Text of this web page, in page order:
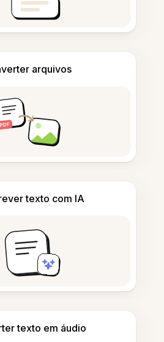
arquivos
texto com IA
texto em áudio